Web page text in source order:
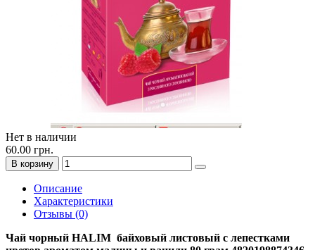
Нет в наличии
60.00 грн.
В корзину
Описание
Характеристики
Отзывы (0)
Чай чорный HALIM байховый листовый с лепестками